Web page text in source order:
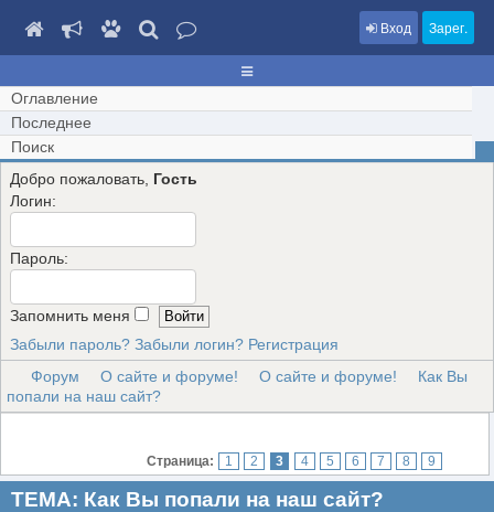
Вход Зарег.
Оглавление
Последнее
Поиск
Добро пожаловать, Гость
Логин:
Пароль:
Запомнить меня
Забыли пароль? Забыли логин? Регистрация
Форум
О сайте и форуме! О сайте и форуме!
Как Вы
попали на наш сайт?
Страница: 1 2 3 4 5 6 7 8 9
ТЕМА: Как Вы попали на наш сайт?